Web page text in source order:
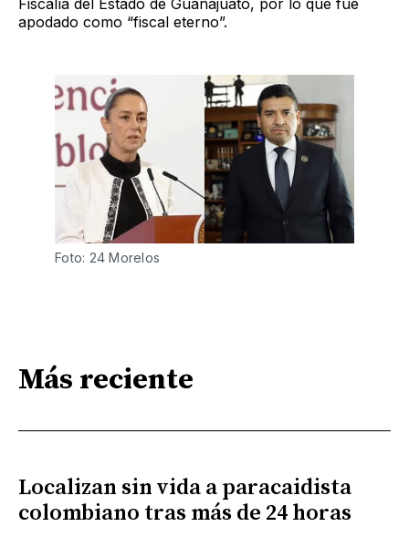
Fiscalía del Estado de Guanajuato, por lo que fue
apodado como “fiscal eterno”.
Foto: 24 Morelos
Más reciente
Localizan sin vida a paracaidista
colombiano tras más de 24 horas